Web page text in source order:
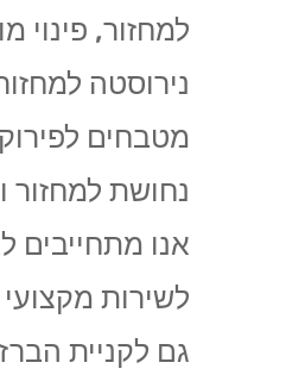
למחזור, פינוי
נירוסטה למחזור
מטבחים
נחושת למחזור
אנו מתחייבים
לשירות
גם לקניית